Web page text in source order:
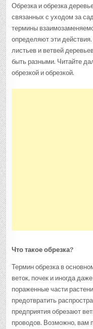
Обрезка и обрезка
связанных с уходом за
термины
определяют эти
листьев и ветвей
быть разными. Читайте
обрезкой и обрезкой.
Что такое обрезка?
Термин обрезка в
веток, почек и иногда
пораженные части
предотвратить
предприятия обрезают
проводов. Возможно, вам